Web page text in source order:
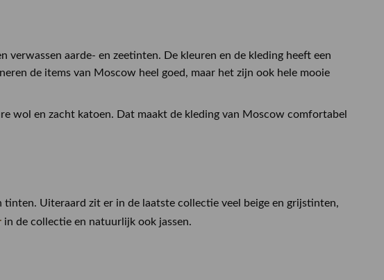
verwassen aarde- en zeetinten. De kleuren en de kleding heeft een
de items van Moscow heel goed, maar het zijn ook hele mooie
wol en zacht katoen. Dat maakt de kleding van Moscow comfortabel
Uiteraard zit er in de laatste collectie veel beige en grijstinten,
in de collectie en natuurlijk ook jassen.